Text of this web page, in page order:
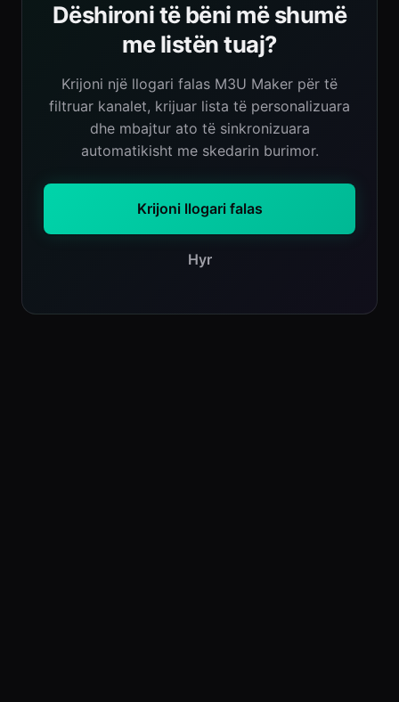
Dëshironi të bëni më shumë
me listën tuaj?
Krijoni një llogari falas M3U Maker për të
filtruar kanalet, krijuar lista të personalizuara
dhe mbajtur ato të sinkronizuara
automatikisht me skedarin burimor.
Krijoni llogari falas
Hyr